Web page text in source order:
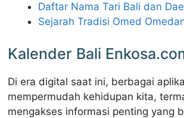
Daftar Nama Tari Bali dan
Sejarah Tradisi Omed
Kalender Bali
Di era digital saat ini, berbagai
mempermudah kehidupan kita,
mengakses informasi penting yang